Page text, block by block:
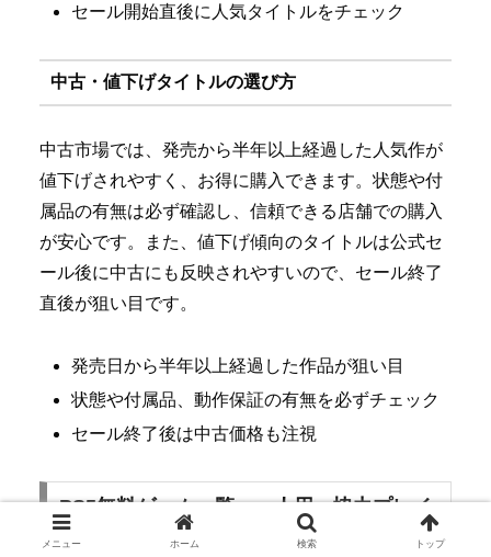
セール開始直後に人気タイトルをチェック
中古・値下げタイトルの選び方
中古市場では、発売から半年以上経過した人気作が
値下げされやすく、お得に購入できます。状態や付
属品の有無は必ず確認し、信頼できる店舗での購入
が安心です。また、値下げ傾向のタイトルは公式セ
ール後に中古にも反映されやすいので、セール終了
直後が狙い目です。
発売日から半年以上経過した作品が狙い目
状態や付属品、動作保証の有無を必ずチェック
セール終了後は中古価格も注視
PS5無料ゲーム一覧・一人用・協力プレイ
対応
メニュー ホーム 検索 トップ